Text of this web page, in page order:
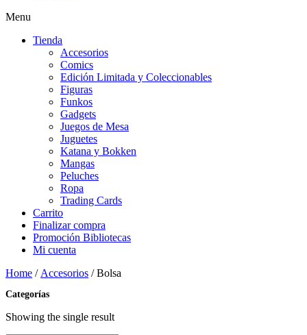
Menu
Tienda
Accesorios
Comics
Edición Limitada y Coleccionables
Figuras
Funkos
Gadgets
Juegos de Mesa
Juguetes
Katana y Bokken
Mangas
Peluches
Ropa
Trading Cards
Carrito
Finalizar compra
Promoción Bibliotecas
Mi cuenta
Home / Accesorios / Bolsa
Categorías
Showing the single result